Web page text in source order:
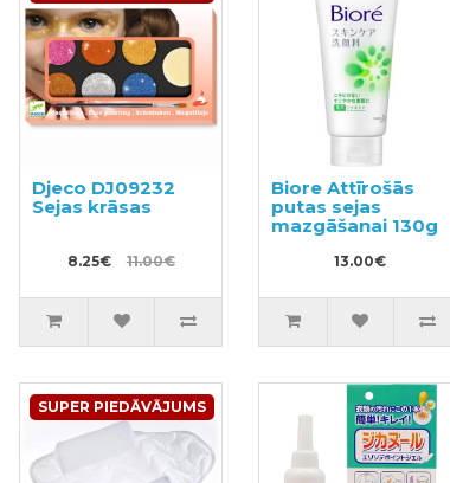
Djeco DJ09232
Sejas krāsas
8.25€ 11.00€
Biore Attīrošās
putas sejas
mazgāšanai 130g
13.00€
SUPER PIEDĀVĀJUMS